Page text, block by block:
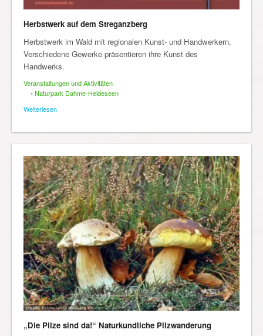
Herbstwerk auf dem Streganzberg
Herbstwerk im Wald mit regionalen Kunst- und Handwerkern.
Verschiedene Gewerke präsentieren ihre Kunst des
Handwerks.
Veranstaltungen und Aktivitäten
• Naturpark Dahme-Heideseen
Weiterlesen
„Die Pilze sind da!“ Naturkundliche Pilzwanderung